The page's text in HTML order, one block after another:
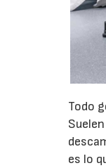
Todo
es lo